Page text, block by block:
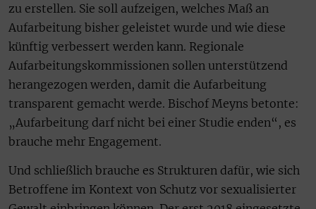
zu erstellen. Sie soll aufzeigen, welches Maß an
Aufarbeitung bisher geleistet wurde und wie diese
künftig verbessert werden kann. Regionale
Aufarbeitungskommissionen sollen unterstützend
herangezogen werden, damit die Aufarbeitung
transparent gemacht werde. Bischof Meyns betonte:
„Aufarbeitung darf nicht bei einer Studie enden“, es
brauche mehr Engagement.
Und schließlich brauche es Strukturen dafür, wie sich
Betroffene im Kontext von Schutz vor sexualisierter